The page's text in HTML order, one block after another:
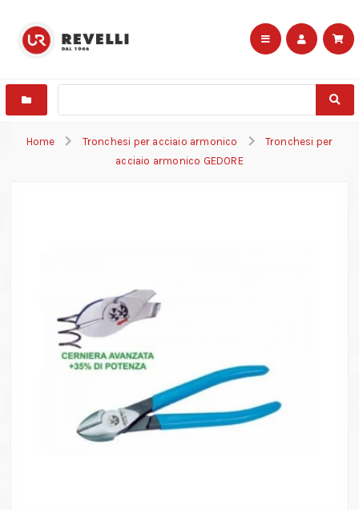
Home Tronchesi per acciaio armonico
Tronchesi per
acciaio armonico GEDORE